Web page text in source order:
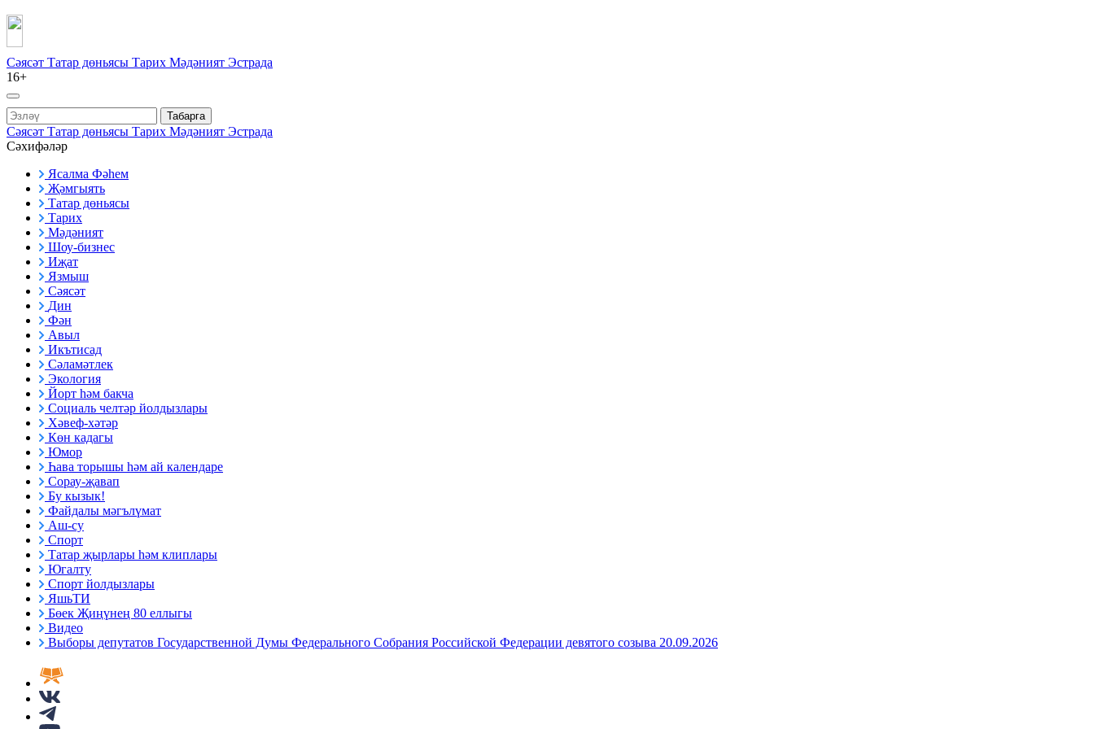
Сәясәт Татар дөньясы Тарих Мәдәният Эстрада
16+
Табарга
Сәясәт Татар дөньясы Тарих Мәдәният Эстрада
Сәхифәләр
Ясалма Фәһем
Җәмгыять
Татар дөньясы
Тарих
Мәдәният
Шоу-бизнес
Иҗат
Язмыш
Сәясәт
Дин
Фән
Авыл
Икътисад
Сәламәтлек
Экология
Йорт һәм бакча
Социаль челтәр йолдызлары
Хәвеф-хәтәр
Көн кадагы
Юмор
Һава торышы һәм ай календаре
Сорау-җавап
Бу кызык!
Файдалы мәгълүмат
Аш-су
Спорт
Татар җырлары һәм клиплары
Югалту
Спорт йолдызлары
ЯшьТИ
Бөек Җиңүнең 80 еллыгы
Видео
Выборы депутатов Государственной Думы Федерального Собрания Российской Федерации девятого созыва 20.09.2026